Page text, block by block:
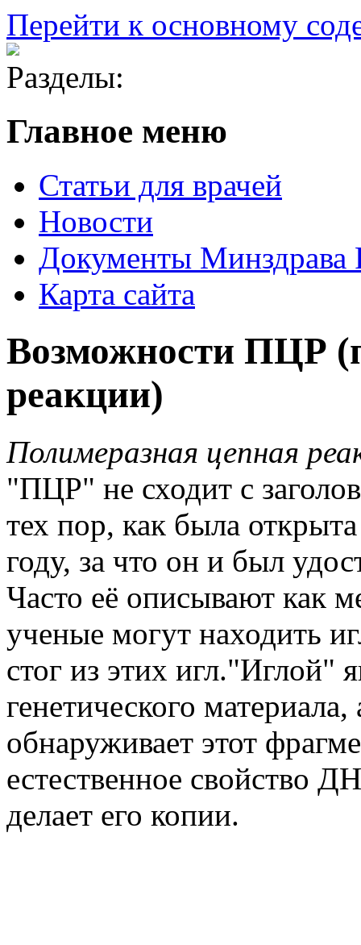
Перейти к основному
Разделы:
Главное меню
Статьи для врачей
Новости
Документы
Карта сайта
Возможности ПЦР
реакции)
Полимеразная цепная
"ПЦР" не сходит с
тех пор, как была
году, за что он и был
Часто её описывают как
ученые могут находить
стог из этих игл."Иглой"
генетического
обнаруживает этот
естественное свойство
делает его копии.